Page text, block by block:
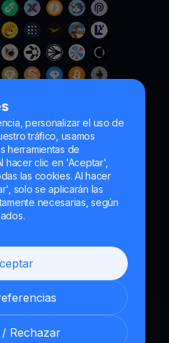
personalizar el uso de
tráfico, usamos
herramientas de
hacer clic en 'Aceptar',
las cookies. Al hacer
solo se aplicarán las
necesarias, según
Rechazar
fines de desarrollo informático,